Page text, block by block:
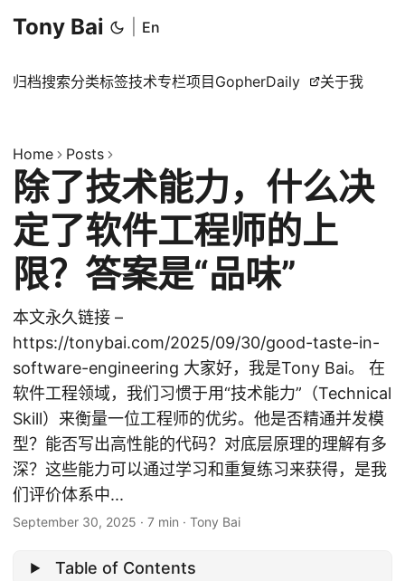
Tony Bai En
归档搜索分类标签技术专栏项目 GopherDaily 关于我
Home Posts
除了技术能力，什么决
定了软件工程师的上
限？答案是“品味”
本文永久链接 –
https://tonybai.com/2025/09/30/good-taste-in-
software-engineering 大家好，我是Tony Bai。 在
软件工程领域，我们习惯于用“技术能力”（Technical
Skill）来衡量一位工程师的优劣。他是否精通并发模
型？能否写出高性能的代码？对底层原理的理解有多
深？这些能力可以通过学习和重复练习来获得，是我
们评价体系中...
September 30, 2025 · 7 min · Tony Bai
Table of Contents